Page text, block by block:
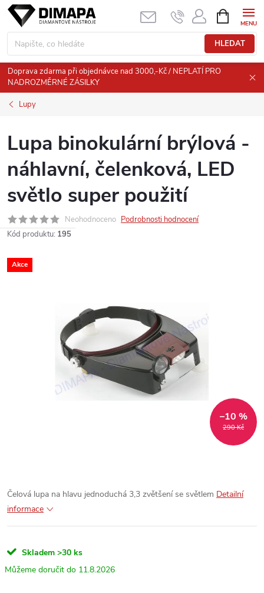
Přejít
obsah
HLEDAT
NÁKUPNÍ
KOŠÍK
Doprava zdarma při objednávce nad 3000,-Kč / NEPLATÍ PRO
NADROZMĚRNÉ ZÁSILKY
Lupy
Lupa binokulární brýlová -
náhlavní, čelenková, LED
světlo super použití
Neohodnoceno Podrobnosti hodnocení
Kód produktu: 195
Akce
290 Kč
–10 %
Čelová lupa na hlavu jednoduchá 3,3 zvětšení se světlem Detailní
informace
Skladem >30 ks
11.8.2026